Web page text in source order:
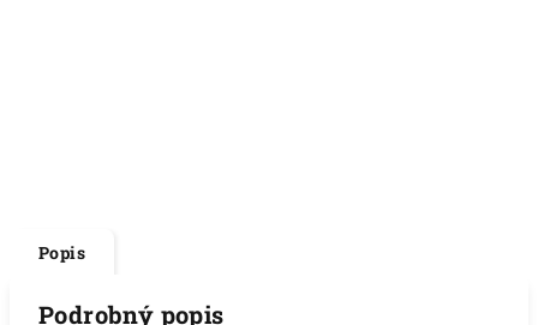
Popis
Podrobný popis